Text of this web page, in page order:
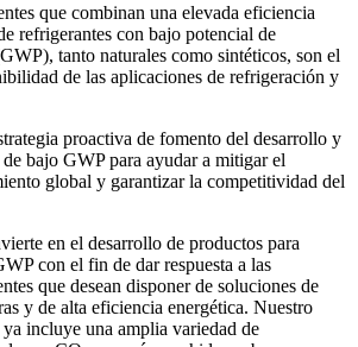
que combinan una elevada eficiencia
refrigerantes con bajo potencial de
tanto naturales como sintéticos, son el
de las aplicaciones de refrigeración y
proactiva de fomento del desarrollo y
bajo GWP para ayudar a mitigar el
global y garantizar la competitividad del
en el desarrollo de productos para
con el fin de dar respuesta a las
que desean disponer de soluciones de
y de alta eficiencia energética. Nuestro
incluye una amplia variedad de